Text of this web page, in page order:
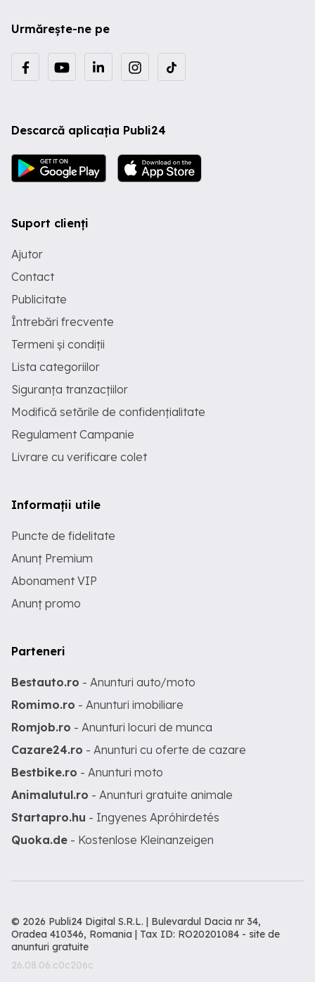
Urmărește-ne pe
Descarcă aplicația Publi24
Suport clienți
Ajutor
Contact
Publicitate
Întrebări frecvente
Termeni și condiții
Lista categoriilor
Siguranța tranzacțiilor
Modifică setările de confidențialitate
Regulament Campanie
Livrare cu verificare colet
Informații utile
Puncte de fidelitate
Anunț Premium
Abonament VIP
Anunț promo
Parteneri
Bestauto.ro - Anunturi auto/moto
Romimo.ro - Anunturi imobiliare
Romjob.ro - Anunturi locuri de munca
Cazare24.ro - Anunturi cu oferte de cazare
Bestbike.ro - Anunturi moto
Animalutul.ro - Anunturi gratuite animale
Startapro.hu - Ingyenes Apróhirdetés
Quoka.de - Kostenlose Kleinanzeigen
© 2026 Publi24 Digital S.R.L. | Bulevardul Dacia nr 34,
Oradea 410346, Romania | Tax ID: RO20201084 - site de
anunturi gratuite
26.08.06.c0c206c